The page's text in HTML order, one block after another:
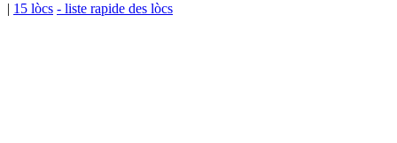
| 15 lòcs - liste rapide des lòcs